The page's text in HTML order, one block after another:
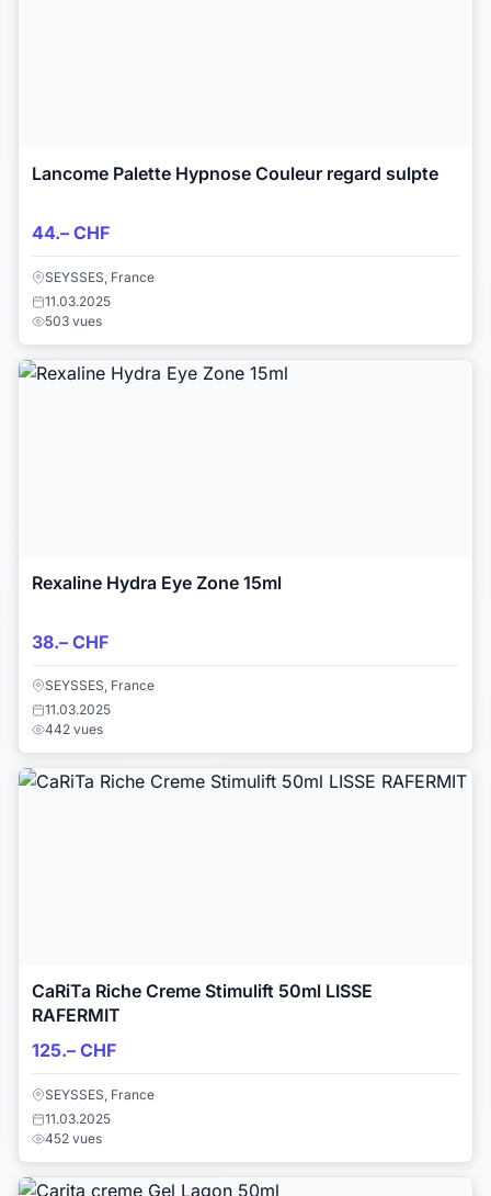
Lancome Palette Hypnose Couleur regard sulpte
44.– CHF
SEYSSES, France
11.03.2025
503 vues
Rexaline Hydra Eye Zone 15ml
38.– CHF
SEYSSES, France
11.03.2025
442 vues
CaRiTa Riche Creme Stimulift 50ml LISSE
RAFERMIT
125.– CHF
SEYSSES, France
11.03.2025
452 vues